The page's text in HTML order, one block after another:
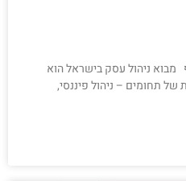
ניהול עסק בישראל הוא
תחומים – ניהול פיננסי,